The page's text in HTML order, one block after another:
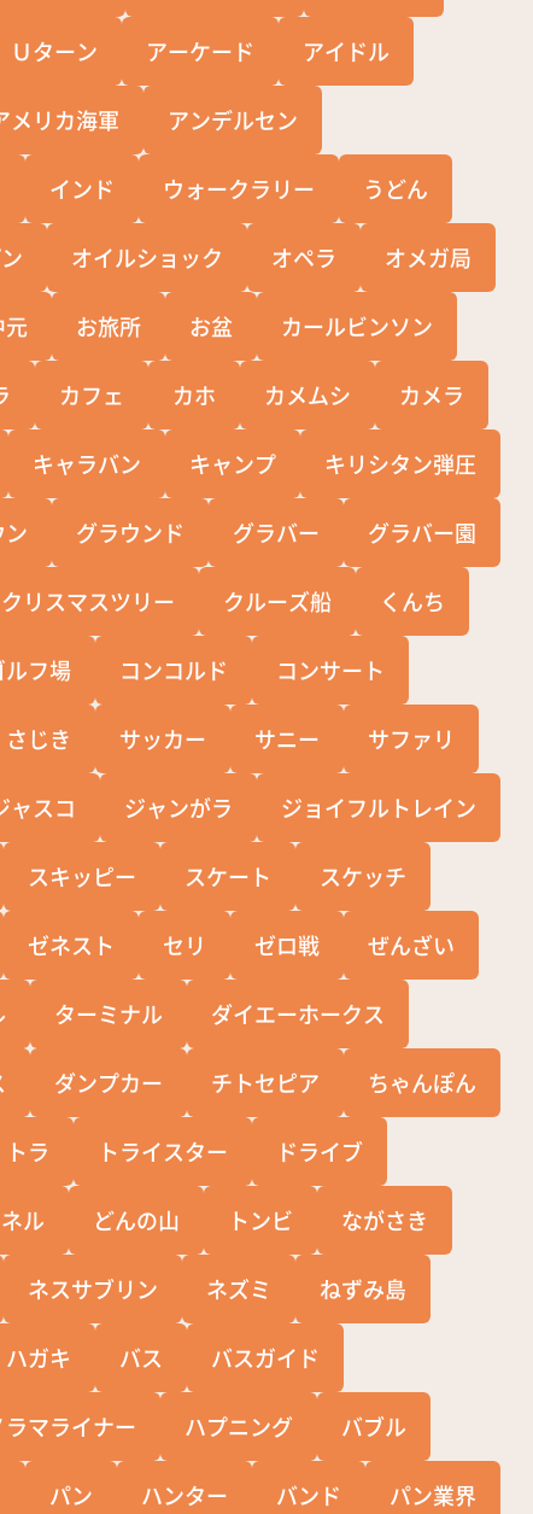
Ｕターン アーケード アイドル
メリカ海軍 アンデルセン
インド ウォークラリー うどん
オイルショック オペラ オメガ局
元 お旅所 お盆 カールビンソン
カフェ カホ カメムシ カメラ
キャラバン キャンプ キリシタン弾圧
グラウンド グラバー グラバー園
クリスマスツリー クルーズ船 くんち
ルフ場 コンコルド コンサート
さじき サッカー サニー サファリ
ャスコ ジャンがラ ジョイフルトレイン
スキッピー スケート スケッチ
ゼネスト セリ ゼロ戦 ぜんざい
ターミナル ダイエーホークス
ダンプカー チトセピア ちゃんぽん
トラ トライスター ドライブ
ル どんの山 トンビ ながさき
ネスサブリン ネズミ ねずみ島
ハガキ バス バスガイド
ラマライナー ハプニング バブル
パン ハンター バンド パン業界